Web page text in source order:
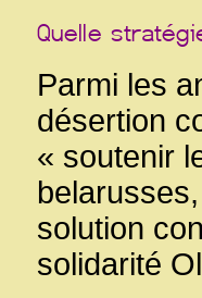
Parmi les
désertion
« soutenir
solution
solidarité